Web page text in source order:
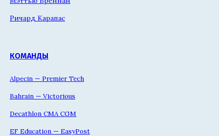
Ричард Карапас
КОМАНДЫ
Alpecin — Premier Tech
Bahrain — Victorious
Decathlon CMA CGM
EF Education — EasyPost